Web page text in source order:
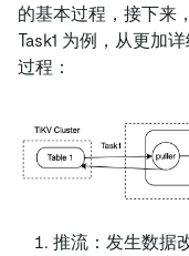
的基本过程，接下来
Task1 为例，从更加
过程：
推流：发生数据